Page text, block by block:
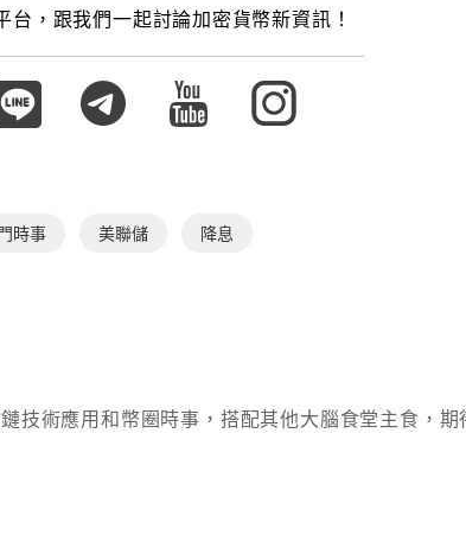
台，跟我們一起討論加密貨幣新資訊！
時事 美聯儲 降息
技術應用和幣圈時事，搭配其他大腦食堂主食，期